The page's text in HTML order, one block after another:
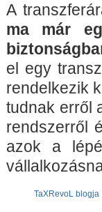
A
ma már
el egy
rendelkezik
tudnak erről
rendszerről
azok a
TaXRevoL blogja